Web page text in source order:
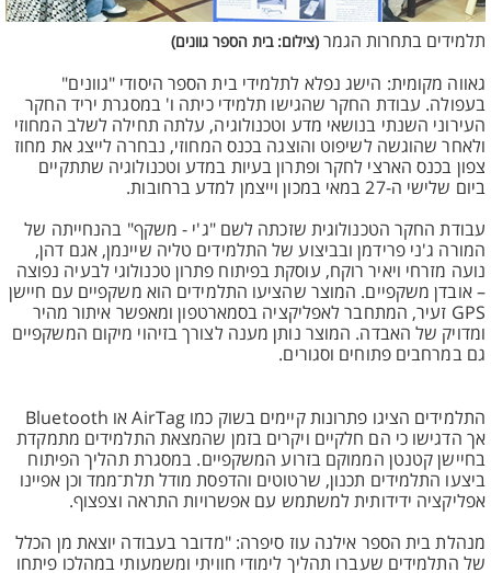
תלמידים בתחרות הגמר (צילום: בית הספר גוונים)
גאווה מקומית: הישג נפלא לתלמידי בית הספר היסודי "גוונים"
בעפולה. עבודת החקר שהגישו תלמידי כיתה ו' במסגרת יריד החקר
העירוני השנתי בנושאי מדע וטכנולוגיה, עלתה תחילה לשלב המחוזי
ולאחר שהוגשה לשיפוט והוצגה בכנס המחוזי, נבחרה לייצג את מחוז
צפון בכנס הארצי לחקר ופתרון בעיות במדע וטכנולוגיה שתתקיים
ביום שלישי ה-27 במאי במכון וייצמן למדע ברחובות.
עבודת החקר הטכנולוגית שזכתה לשם "ג'י - משקף" בהנחייתה של
המורה ג'ני פרידמן ובביצוע של התלמידים טליה שיינמן, אגם דהן,
נועה מזרחי ויאיר רוקח, עוסקת בפיתוח פתרון טכנולוגי לבעיה נפוצה
– אובדן משקפיים. המוצר שהציעו התלמידים הוא משקפיים עם חיישן
GPS זעיר, המתחבר לאפליקציה בסמארטפון ומאפשר איתור מהיר
ומדויק של האבדה. המוצר נותן מענה לצורך בזיהוי מיקום המשקפיים
גם במרחבים פתוחים וסגורים.
התלמידים הציגו פתרונות קיימים בשוק כמו AirTag או Bluetooth
אך הדגישו כי הם חלקיים ויקרים בזמן שהמצאת התלמידים מתמקדת
בחיישן קטנטן הממוקם בזרוע המשקפיים. במסגרת תהליך הפיתוח
ביצעו התלמידים תכנון, שרטוטים והדפסת מודל תלת־ממד וכן אפיינו
אפליקציה ידידותית למשתמש עם אפשרויות התראה וצפצוף.
מנהלת בית הספר אילנה עוז סיפרה: "מדובר בעבודה יוצאת מן הכלל
של התלמידים שעברו תהליך לימודי חוויתי ומשמעותי במהלכו פיתחו